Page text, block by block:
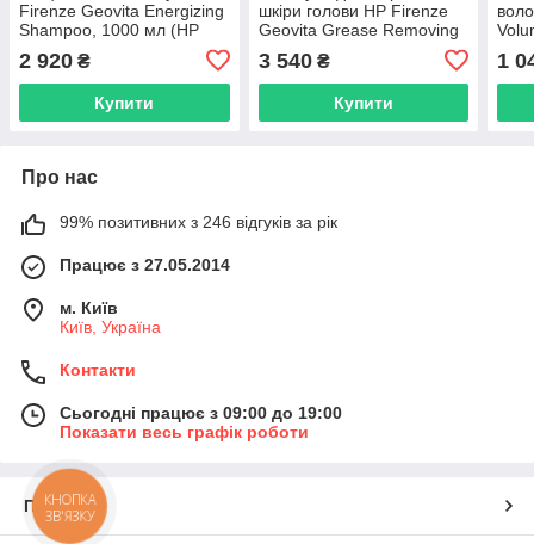
Firenze Geovita Energizing
Shampoo, 1000 мл (HP
2 920 ₴
Купити
шкіри голови HP Firenze
Geovita Grease Removing
(01074)
3 540₴
Купити
1
Про нас
99% позитивних з 246 відгуків за рік
Працює з 27.05.2014
м. Київ
Київ, Україна
Контакти
Сьогодні працює з 09:00 до 19:00
Показати весь графік роботи
Про нас
КНОПКА
ЗВ'ЯЗКУ